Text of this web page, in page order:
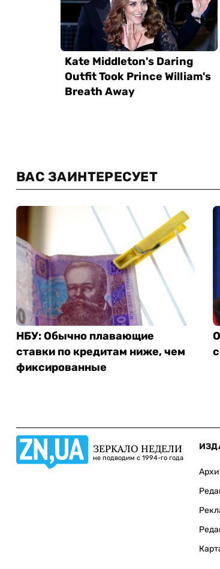
ВАС ЗАИНТЕРЕСУЕТ
НБУ: Обычно плавающие
ставки по кредитам ниже, чем
фиксированные
ЗЕРКАЛО НЕДЕЛИ
не подводим с 1994-го года